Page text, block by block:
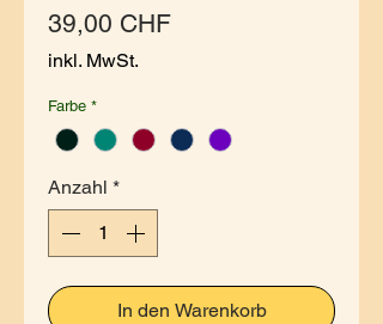
39,00 CHFPreis
inkl. MwSt.
Farbe *
Anzahl *
In den Warenkorb